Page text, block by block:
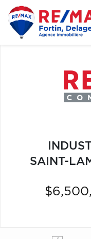
SAINT-